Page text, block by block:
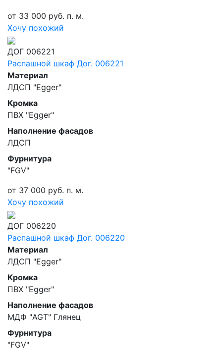
от 33 000 руб. п. м.
Хочу похожий
ДОГ 006221
Распашной шкаф Дог. 006221
Материал
ЛДСП "Egger"
Кромка
ПВХ "Egger"
Наполнение фасадов
ЛДСП
Фурнитура
"FGV"
от 37 000 руб. п. м.
Хочу похожий
ДОГ 006220
Распашной шкаф Дог. 006220
Материал
ЛДСП "Egger"
Кромка
ПВХ "Egger"
Наполнение фасадов
МДФ "AGT" Глянец
Фурнитура
"FGV"